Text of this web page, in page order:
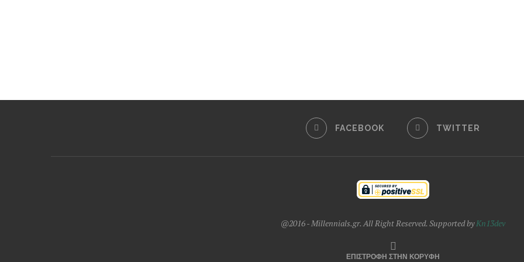
FACEBOOK TWITTER
@2016 - Millennials.gr. All Right Reserved. Supported byKn13dev
ΕΠΙΣΤΡΟΦΗ ΣΤΗΝ ΚΟΡΥΦΗ